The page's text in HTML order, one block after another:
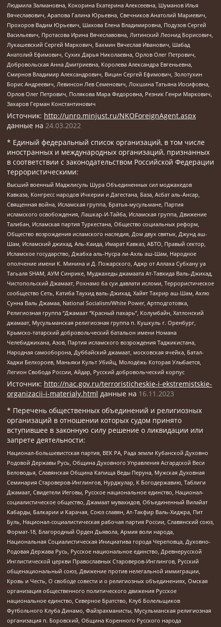
Людмила Залмановна, Кокорина Екатерина Алексеевна, Шуманов Илья
Вячеславович, Арапова Галина Юрьевна, Свечников Анатолий Мариевич,
Прохоров Вадим Юрьевич, Шахова Елена Владимировна, Подузов Сергей
Васильевич, Протасова Ирина Вячеславовна, Литинский Леонид Борисович,
Лукашевский Сергей Маркович, Бахмин Вячеслав Иванович, Шабад
Анатолий Ефимович, Сухих Дарья Николаевна, Орлов Олег Петрович,
Добровольская Анна Дмитриевна, Королева Александра Евгеньевна,
Смирнов Владимир Александрович, Вицин Сергей Ефимович, Золотухин
Борис Андреевич, Левинсон Лев Семенович, Локшина Татьяна Иосифовна,
Орлов Олег Петрович, Полякова Мара Федоровна, Резник Генри Маркович,
Захаров Герман Константинович
Источник: http://unro.minjust.ru/NKOForeignAgent.aspx
данные на 24.03.2022
* Единый федеральный список организаций, в том числе
иностранных и международных организаций, признанных
в соответствии с законодательством Российской Федерации
террористическими:
Высший военный Маджлисуль Шура Объединенных сил моджахедов
Кавказа, Конгресс народов Ичкерии и Дагестана, База, Асбат аль-Ансар,
Священная война, Исламская группа, Братья-мусульмане, Партия
исламского освобождения, Лашкар-И-Тайба, Исламская группа, Движение
Талибан, Исламская партия Туркестана, Общество социальных реформ,
Общество возрождения исламского наследия, Дом двух святых, Джунд аш-
Шам, Исламский джихад, Аль-Каида, Имарат Кавказ, АБТО, Правый сектор,
Исламское государство, Джабха аль-Нусра ли-Ахль аш-Шам, Народное
ополчение имени К. Минина и Д. Пожарского, Аджр от Аллаха Субхану уа
Тагьаля SHAM, АУМ Синрике, Муджахеды джамаата Ат-Тавхида Валь-Джихад,
Чистопольский Джамаат, Рохнамо ба суи давлати исломи, Террористическое
сообщество Сеть, Катиба Таухид валь-Джихад, Хайят Тахрир аш-Шам, Ахлю
Сунна Валь Джамаа, National Socialism/White Power, Артподготовка,
Религиозная группа “Джамаат “Красный пахарь”, Колумбайн, Хатлонский
джамаат, Мусульманская религиозная группа п. Кушкуль г. Оренбург,
Крымско-татарский добровольческий батальон имени Номана
Челебиджихана, Азов, Партия исламского возрождения Таджикистана,
Народная самооборона, Дуббайский джамаат, московская ячейка, Батал-
Хаджи Белхороев, Маньяки Культ Убийц, Молодёжь Которая Улыбается,
Легион Свобода России, Айдар, Русский добровольческий корпус
Источник: http://nac.gov.ru/terroristicheskie-i-ekstremistskie-
organizacii-i-materialy.html данные на 16.11.2023
* Перечень общественных объединений и религиозных
организаций в отношении которых судом принято
вступившее в законную силу решение о ликвидации или
запрете деятельности:
Национал-большевистская партия, ВЕК РА, Рада земли Кубанской Духовно
Родовой Державы Русь, Община Духовного Управления Асгардской Веси
Беловодья, Славянская Община Капища Веды Перуна, Мужская Духовная
Семинария Староверов-Инглингов, Нурджулар, К Богодержавию, Таблиги
Джамаат, Свидетели Иеговы, Русское национальное единство, Национал-
социалистическое общество, Джамаат мувахидов, Объединенный Вилайат
Кабарды, Балкарии и Карачая, Союз славян, Ат-Такфир Валь-Хиджра, Пит
Буль, Национал-социалистическая рабочая партия России, Славянский союз,
Формат-18, Благородный Орден Дьявола, Армия воли народа,
Национальная Социалистическая Инициатива города Череповца, Духовно-
Родовая Держава Русь, Русское национальное единство, Древнерусской
Инглистической церкви Православных Староверов-Инглингов, Русский
общенациональный союз, Движение против нелегальной иммиграции,
Кровь и Честь, О свободе совести и о религиозных объединениях, Омская
организация общественного политического движения Русское
национальное единство, Северное Братство, Клуб Болельщиков
Футбольного Клуба Динамо, Файзрахманисты, Мусульманская религиозная
организация п. Боровский, Община Коренного Русского народа